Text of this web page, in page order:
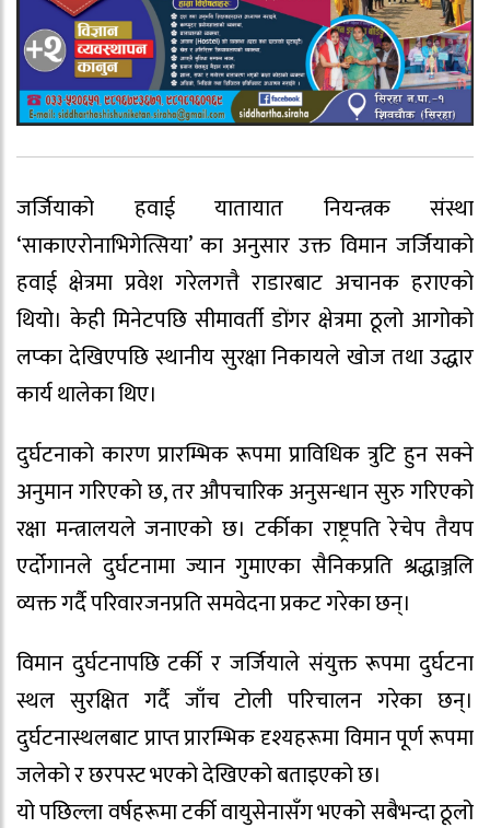
जर्जियाको हवाई यातायात नियन्त्रक संस्था
‘साकाएरोनाभिगेत्सिया’ का अनुसार उक्त विमान जर्जियाको
हवाई क्षेत्रमा प्रवेश गरेलगत्तै राडारबाट अचानक हराएको
थियो। केही मिनेटपछि सीमावर्ती डोंगर क्षेत्रमा ठूलो आगोको
लप्का देखिएपछि स्थानीय सुरक्षा निकायले खोज तथा उद्धार
कार्य थालेका थिए।
दुर्घटनाको कारण प्रारम्भिक रूपमा प्राविधिक त्रुटि हुन सक्ने
अनुमान गरिएको छ, तर औपचारिक अनुसन्धान सुरु गरिएको
रक्षा मन्त्रालयले जनाएको छ। टर्कीका राष्ट्रपति रेचेप तैयप
एर्दोगानले दुर्घटनामा ज्यान गुमाएका सैनिकप्रति श्रद्धाञ्जलि
व्यक्त गर्दै परिवारजनप्रति समवेदना प्रकट गरेका छन्।
विमान दुर्घटनापछि टर्की र जर्जियाले संयुक्त रूपमा दुर्घटना
स्थल सुरक्षित गर्दै जाँच टोली परिचालन गरेका छन्।
दुर्घटनास्थलबाट प्राप्त प्रारम्भिक दृश्यहरूमा विमान पूर्ण रूपमा
जलेको र छरपस्ट भएको देखिएको बताइएको छ।
यो पछिल्ला वर्षहरूमा टर्की वायुसेनासँग भएको सबैभन्दा ठूलो